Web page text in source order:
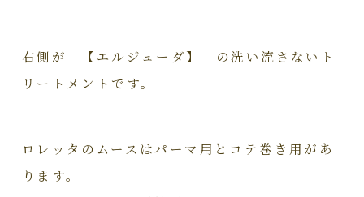
右側が 【エルジューダ】 の洗い流さないト
リートメントです。
ロレッタのムースはパーマ用とコテ巻き用があ
ります。